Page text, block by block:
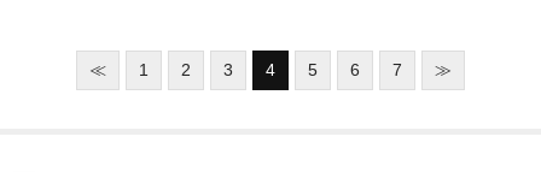
≪ 1 2 3 4 5 6 7 ≫